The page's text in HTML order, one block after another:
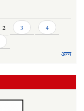
2 3
4
अन्य